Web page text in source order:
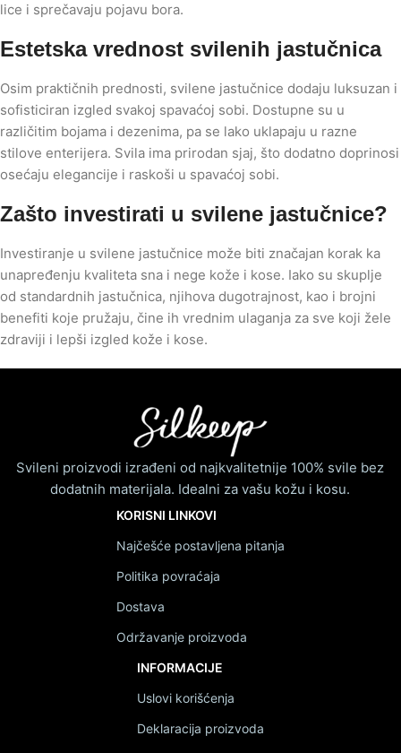
lice i sprečavaju pojavu bora.
Estetska vrednost svilenih jastučnica
Osim praktičnih prednosti, svilene jastučnice dodaju luksuzan i
sofisticiran izgled svakoj spavaćoj sobi. Dostupne su u
različitim bojama i dezenima, pa se lako uklapaju u razne
stilove enterijera. Svila ima prirodan sjaj, što dodatno doprinosi
osećaju elegancije i raskoši u spavaćoj sobi.
Zašto investirati u svilene jastučnice?
Investiranje u svilene jastučnice može biti značajan korak ka
unapređenju kvaliteta sna i nege kože i kose. Iako su skuplje
od standardnih jastučnica, njihova dugotrajnost, kao i brojni
benefiti koje pružaju, čine ih vrednim ulaganja za sve koji žele
zdraviji i lepši izgled kože i kose.
Svileni proizvodi izrađeni od najkvalitetnije 100% svile bez
dodatnih materijala. Idealni za vašu kožu i kosu.
KORISNI LINKOVI
Najčešće postavljena pitanja
Politika povraćaja
Dostava
Održavanje proizvoda
INFORMACIJE
Uslovi korišćenja
Deklaracija proizvoda